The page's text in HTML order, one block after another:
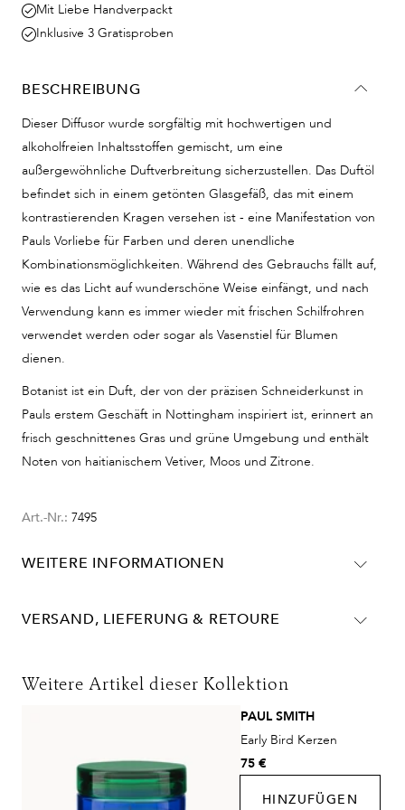
Mit Liebe Handverpackt
Inklusive 3 Gratisproben
BESCHREIBUNG
Dieser Diffusor wurde sorgfältig mit hochwertigen und
alkoholfreien Inhaltsstoffen gemischt, um eine
außergewöhnliche Duftverbreitung sicherzustellen. Das Duftöl
befindet sich in einem getönten Glasgefäß, das mit einem
kontrastierenden Kragen versehen ist - eine Manifestation von
Pauls Vorliebe für Farben und deren unendliche
Kombinationsmöglichkeiten. Während des Gebrauchs fällt auf,
wie es das Licht auf wunderschöne Weise einfängt, und nach
Verwendung kann es immer wieder mit frischen Schilfrohren
verwendet werden oder sogar als Vasenstiel für Blumen
dienen.
Botanist ist ein Duft, der von der präzisen Schneiderkunst in
Pauls erstem Geschäft in Nottingham inspiriert ist, erinnert an
frisch geschnittenes Gras und grüne Umgebung und enthält
Noten von haitianischem Vetiver, Moos und Zitrone.
Art.-Nr.: 7495
WEITERE INFORMATIONEN
Brenn- / Diffusionszeit: 3 Monate
VERSAND, LIEFERUNG & RETOURE
DHL
Lieferzeit:1-2 Werktage
Kostenlos ab 250€ Warenwert
Weitere Artikel dieser Kollektion
PAUL SMITH
Early Bird Kerzen
75 €
HINZUFÜGEN